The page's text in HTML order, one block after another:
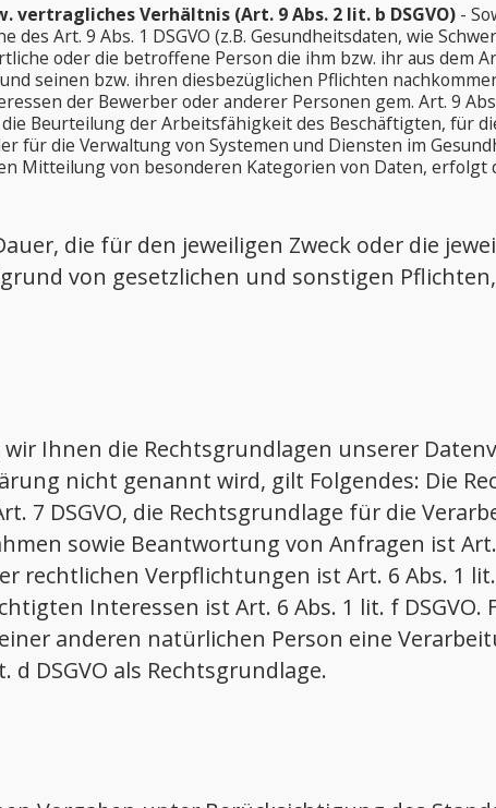
Verhältnis (Art. 9 Abs. 2 lit. b DSGVO) -
des Art. 9 Abs. 1 DSGVO (z.B. Gesundheitsdaten, wie
oder die betroffene Person die ihm bzw. ihr aus dem
seinen bzw. ihren diesbezüglichen Pflichten
der Bewerber oder anderer Personen gem. Art. 9
Beurteilung der Arbeitsfähigkeit des Beschäftigten, für
für die Verwaltung von Systemen und Diensten im
Mitteilung von besonderen Kategorien von Daten, erfolgt
die für den jeweiligen Zweck oder die
von gesetzlichen und sonstigen
wir Ihnen die Rechtsgrundlagen unserer
nicht genannt wird, gilt Folgendes: Die
7 DSGVO, die Rechtsgrundlage für die
sowie Beantwortung von Anfragen ist Art.
Verpflichtungen ist Art. 6 Abs. 1
Interessen ist Art. 6 Abs. 1 lit. f DSGVO.
anderen natürlichen Person eine
DSGVO als Rechtsgrundlage.